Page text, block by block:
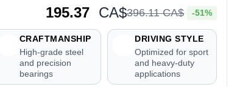
195.37 CA$396.11CA$ -51%
CRAFTMANSHIP
High-grade steel
and precision
bearings
DRIVING STYLE
Optimized for sport
and heavy-duty
applications